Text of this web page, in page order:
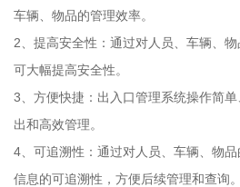
车辆、物品的管理效率。
2、提高安全性：通过对人员、车辆、
可大幅提高安全性。
3、方便快捷：出入口管理系统操作简
出和高效管理。
4、可追溯性：通过对人员、车辆、物
信息的可追溯性，方便后续管理和查询。